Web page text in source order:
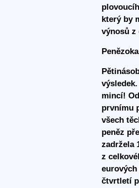
který by
výnosů z
mincí!
prvnímu
všech
peněz
zadržela
z
eurových
čtvrtletí